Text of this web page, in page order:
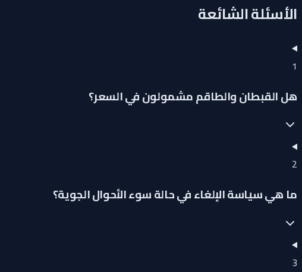
الأسئلة الشائعة
1
هل القبطان والطاقم مشمولون في السعر؟
2
ما هي سياسة الإلغاء في حالة سوء الأحوال الجوية؟
3